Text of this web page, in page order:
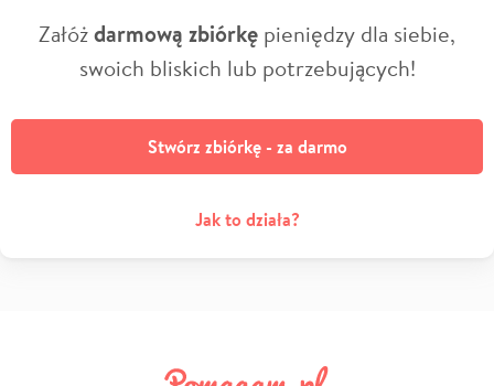
Załóżdarmową zbiórkę pieniędzy dla siebie,
swoich bliskich lub potrzebujących!
Stwórz zbiórkę - za darmo
Jak to działa?